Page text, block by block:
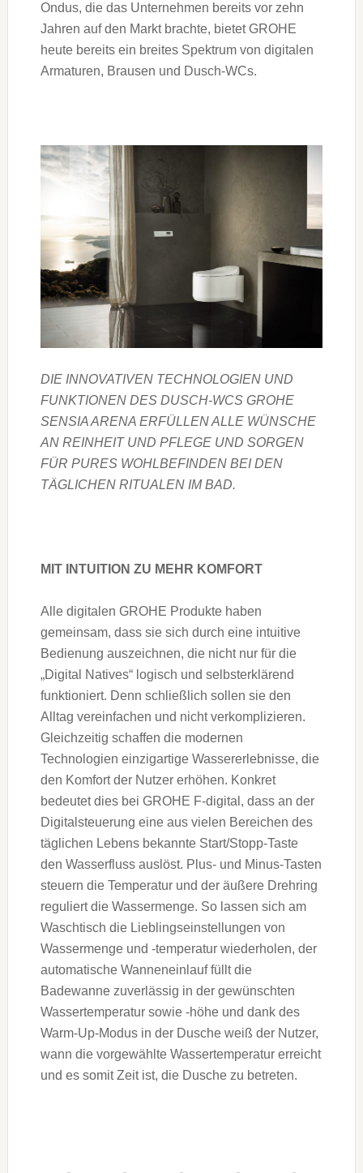
Ondus, die das Unternehmen bereits vor zehn
Jahren auf den Markt brachte, bietet GROHE
heute bereits ein breites Spektrum von digitalen
Armaturen, Brausen und Dusch-WCs.
DIE INNOVATIVEN TECHNOLOGIEN UND
FUNKTIONEN DES DUSCH-WCS GROHE
SENSIA ARENA ERFÜLLEN ALLE WÜNSCHE
AN REINHEIT UND PFLEGE UND SORGEN
FÜR PURES WOHLBEFINDEN BEI DEN
TÄGLICHEN RITUALEN IM BAD.
MIT INTUITION ZU MEHR KOMFORT
Alle digitalen GROHE Produkte haben
gemeinsam, dass sie sich durch eine intuitive
Bedienung auszeichnen, die nicht nur für die
„Digital Natives“ logisch und selbsterklärend
funktioniert. Denn schließlich sollen sie den
Alltag vereinfachen und nicht verkomplizieren.
Gleichzeitig schaffen die modernen
Technologien einzigartige Wassererlebnisse, die
den Komfort der Nutzer erhöhen. Konkret
bedeutet dies bei GROHE F-digital, dass an der
Digitalsteuerung eine aus vielen Bereichen des
täglichen Lebens bekannte Start/Stopp-Taste
den Wasserfluss auslöst. Plus- und Minus-Tasten
steuern die Temperatur und der äußere Drehring
reguliert die Wassermenge. So lassen sich am
Waschtisch die Lieblingseinstellungen von
Wassermenge und -temperatur wiederholen, der
automatische Wanneneinlauf füllt die
Badewanne zuverlässig in der gewünschten
Wassertemperatur sowie -höhe und dank des
Warm-Up-Modus in der Dusche weiß der Nutzer,
wann die vorgewählte Wassertemperatur erreicht
und es somit Zeit ist, die Dusche zu betreten.